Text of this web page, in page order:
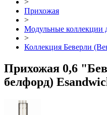
>
Прихожая
>
Модульные коллекции
>
Коллекция Беверли
Прихожая 0,6
белфорд)